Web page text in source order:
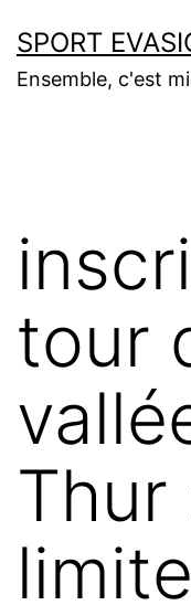
au
contenu
SPORT
Ensemble, c'est
tour
Thur